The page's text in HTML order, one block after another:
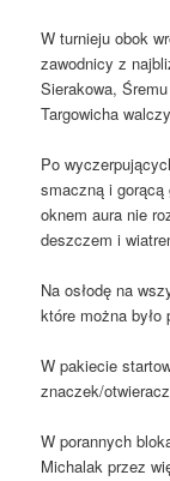
W turnieju obok
zawodnicy z
Sierakowa,
Targowicha
Po
smaczną i gorącą
oknem aura nie
deszczem i
Na osłodę na
które można było
W pakiecie
znaczek/
W porannych
Michalak przez